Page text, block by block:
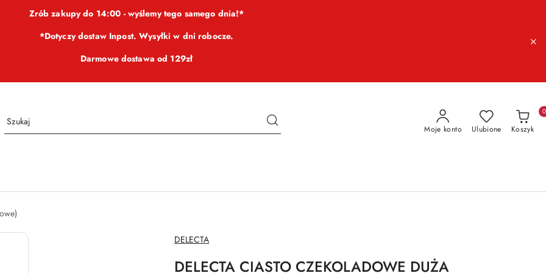
Zrób zakupy do 14:00 - wyślemy tego samego dnia!*
*Dotyczy dostaw Inpost. Wysyłki w dni robocze.
Darmowe dostawa od 129zł
Moje konto Ulubione Koszyk
0
NAZWA
PRODUCENTA:
DELECTA
DELECTA CIASTO CZEKOLADOWE DUŻA